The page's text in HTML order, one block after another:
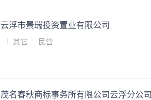
云浮市景瑞投资置业有限公司
其它 民营
茂名春秋商标事务所有限公司云浮分公司